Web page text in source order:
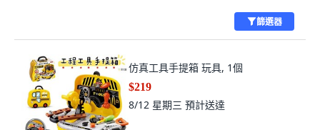
篩選器
仿真工具手提箱 玩具, 1個
$219
8/12 星期三 預計送達